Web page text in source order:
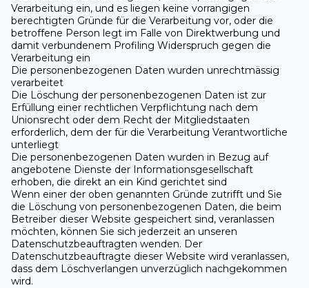
Verarbeitung ein, und es liegen keine vorrangigen
berechtigten Gründe für die Verarbeitung vor, oder die
betroffene Person legt im Falle von Direktwerbung und
damit verbundenem Profiling Widerspruch gegen die
Verarbeitung ein
Die personenbezogenen Daten wurden unrechtmässig
verarbeitet
Die Löschung der personenbezogenen Daten ist zur
Erfüllung einer rechtlichen Verpflichtung nach dem
Unionsrecht oder dem Recht der Mitgliedstaaten
erforderlich, dem der für die Verarbeitung Verantwortliche
unterliegt
Die personenbezogenen Daten wurden in Bezug auf
angebotene Dienste der Informationsgesellschaft
erhoben, die direkt an ein Kind gerichtet sind
Wenn einer der oben genannten Gründe zutrifft und Sie
die Löschung von personenbezogenen Daten, die beim
Betreiber dieser Website gespeichert sind, veranlassen
möchten, können Sie sich jederzeit an unseren
Datenschutzbeauftragten wenden. Der
Datenschutzbeauftragte dieser Website wird veranlassen,
dass dem Löschverlangen unverzüglich nachgekommen
wird.